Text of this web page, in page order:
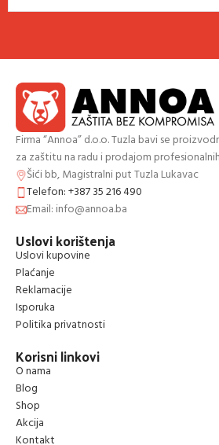
Firma “Annoa” d.o.o. Tuzla bavi se
za zaštitu na radu i prodajom
Šići bb, Magistralni put Tuzla Lukavac
Telefon: +387 35 216 490
Email: info@annoa.ba
Uslovi korištenja
Uslovi kupovine
Plaćanje
Reklamacije
Isporuka
Politika privatnosti
Korisni linkovi
O nama
Blog
Shop
Akcija
Kontakt